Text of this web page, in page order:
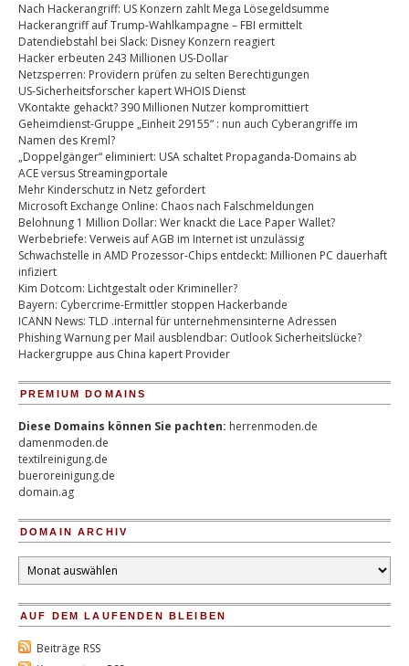
Nach Hackerangriff: US Konzern zahlt Mega Lösegeldsumme
Hackerangriff auf Trump-Wahlkampagne – FBI ermittelt
Datendiebstahl bei Slack: Disney Konzern reagiert
Hacker erbeuten 243 Millionen US-Dollar
Netzsperren: Providern prüfen zu selten Berechtigungen
US-Sicherheitsforscher kapert WHOIS Dienst
VKontakte gehackt? 390 Millionen Nutzer kompromittiert
Geheimdienst-Gruppe „Einheit 29155“ : nun auch Cyberangriffe im
Namen des Kreml?
„Doppelgänger“ eliminiert: USA schaltet Propaganda-Domains ab
ACE versus Streamingportale
Mehr Kinderschutz in Netz gefordert
Microsoft Exchange Online: Chaos nach Falschmeldungen
Belohnung 1 Million Dollar: Wer knackt die Lace Paper Wallet?
Werbebriefe: Verweis auf AGB im Internet ist unzulässig
Schwachstelle in AMD Prozessor-Chips entdeckt: Millionen PC dauerhaft
infiziert
Kim Dotcom: Lichtgestalt oder Krimineller?
Bayern: Cybercrime-Ermittler stoppen Hackerbande
ICANN News: TLD .internal für unternehmensinterne Adressen
Phishing Warnung per Mail ausblendbar: Outlook Sicherheitslücke?
Hackergruppe aus China kapert Provider
PREMIUM DOMAINS
Diese Domains können Sie pachten: herrenmoden.de
damenmoden.de
textilreinigung.de
bueroreinigung.de
domain.ag
DOMAIN ARCHIV
Domain
Archiv
AUF DEM LAUFENDEN BLEIBEN
Beiträge RSS